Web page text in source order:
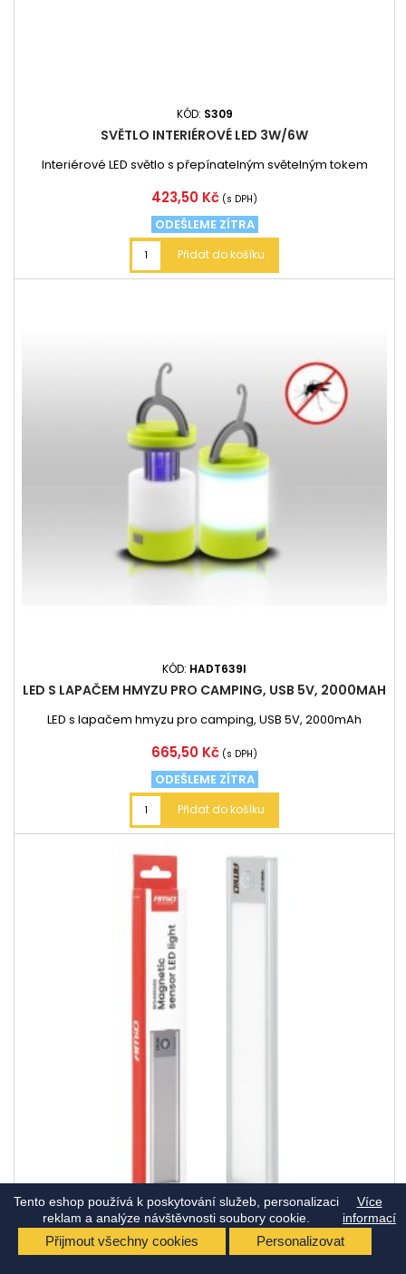
Tento eshop používá k poskytování služeb, personalizaci
reklam a analýze návštěvnosti soubory cookie.
Více
informací
Přijmout všechny cookies Personalizovat
KÓD: S309
SVĚTLO INTERIÉROVÉ LED 3W/6W
Interiérové LED světlo s přepínatelným světelným tokem
Cena
423,50 Kč (s DPH)
ODEŠLEME ZÍTRA
Přidat do košíku
KÓD: HADT639I
LED S LAPAČEM HMYZU PRO CAMPING, USB 5V, 2000MAH
LED s lapačem hmyzu pro camping, USB 5V, 2000mAh
Cena
665,50 Kč (s DPH)
ODEŠLEME ZÍTRA
Přidat do košíku
KÓD:AM04893
BEZDRÁTOVÉ LED SVĚTLO SE SENZOREM POHYBU 1.2W